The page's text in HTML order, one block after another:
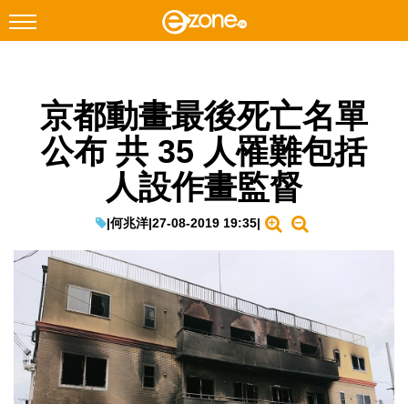
Facebook Instagram
科技焦點
教學評測
EduTech
IT Times
生成式AI與雲端應用
Enterprise Digital Transformation
京都動畫最後死亡名單
公布 共 35 人罹難包括
人設作畫監督
|何兆洋|27-08-2019 19:35|